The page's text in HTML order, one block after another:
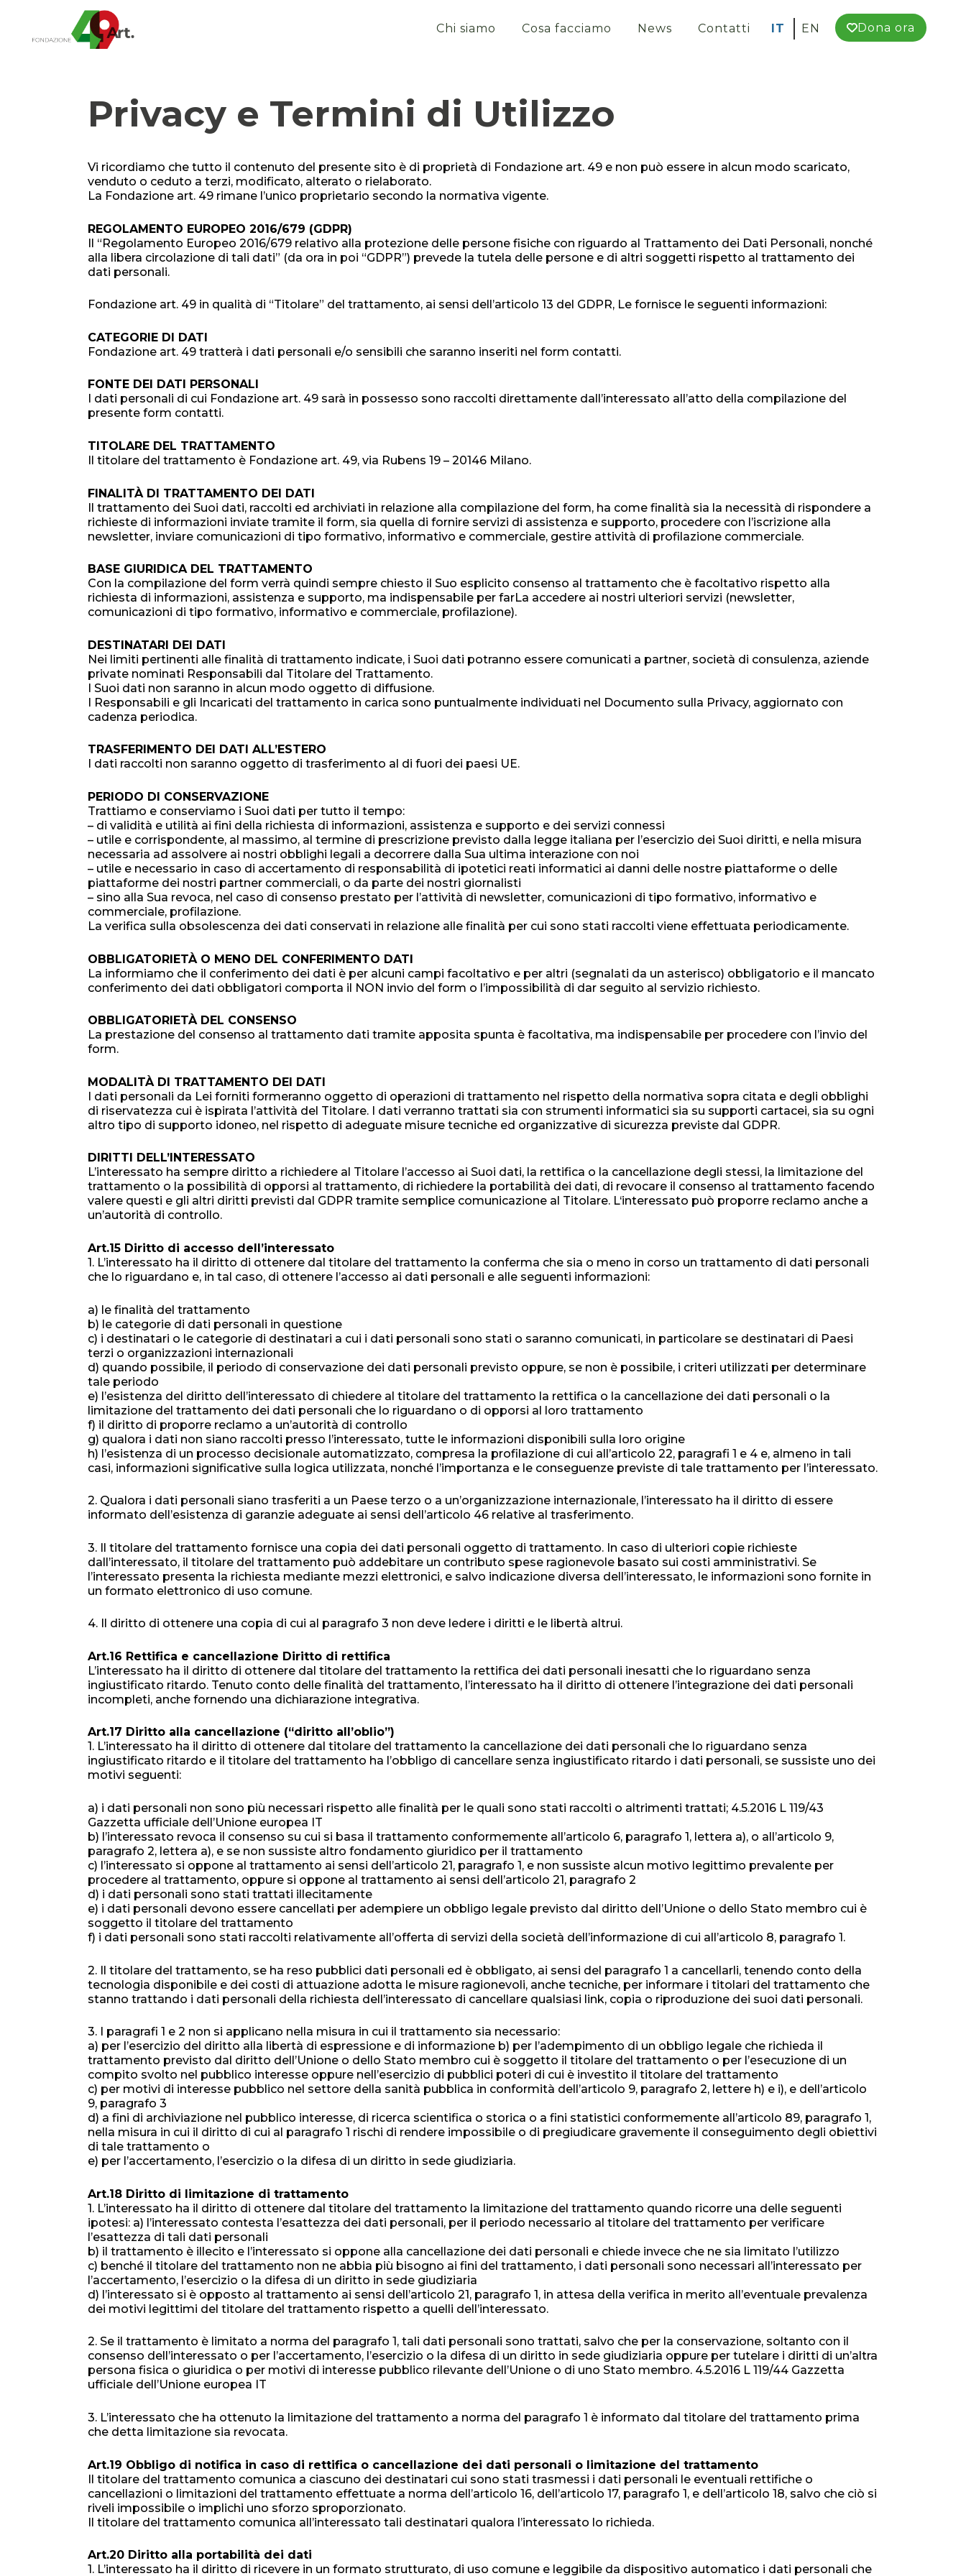
Chi siamo Cosa facciamo News Contatti IT EN Dona ora
Privacy e Termini di Utilizzo
Vi ricordiamo che tutto il contenuto del presente sito è di proprietà di Fondazione art. 49 e non può essere in alcun modo scaricato,
venduto o ceduto a terzi, modificato, alterato o rielaborato.
La Fondazione art. 49 rimane l’unico proprietario secondo la normativa vigente.
REGOLAMENTO EUROPEO 2016/679 (GDPR)
Il “Regolamento Europeo 2016/679 relativo alla protezione delle persone fisiche con riguardo al Trattamento dei Dati Personali, nonché
alla libera circolazione di tali dati” (da ora in poi “GDPR”) prevede la tutela delle persone e di altri soggetti rispetto al trattamento dei
dati personali.
Fondazione art. 49 in qualità di “Titolare” del trattamento, ai sensi dell’articolo 13 del GDPR, Le fornisce le seguenti informazioni:
CATEGORIE DI DATI
Fondazione art. 49 tratterà i dati personali e/o sensibili che saranno inseriti nel form contatti.
FONTE DEI DATI PERSONALI
I dati personali di cui Fondazione art. 49 sarà in possesso sono raccolti direttamente dall’interessato all’atto della compilazione del
presente form contatti.
TITOLARE DEL TRATTAMENTO
Il titolare del trattamento è Fondazione art. 49, via Rubens 19 – 20146 Milano.
FINALITÀ DI TRATTAMENTO DEI DATI
Il trattamento dei Suoi dati, raccolti ed archiviati in relazione alla compilazione del form, ha come finalità sia la necessità di rispondere a
richieste di informazioni inviate tramite il form, sia quella di fornire servizi di assistenza e supporto, procedere con l’iscrizione alla
newsletter, inviare comunicazioni di tipo formativo, informativo e commerciale, gestire attività di profilazione commerciale.
BASE GIURIDICA DEL TRATTAMENTO
Con la compilazione del form verrà quindi sempre chiesto il Suo esplicito consenso al trattamento che è facoltativo rispetto alla
richiesta di informazioni, assistenza e supporto, ma indispensabile per farLa accedere ai nostri ulteriori servizi (newsletter,
comunicazioni di tipo formativo, informativo e commerciale, profilazione).
DESTINATARI DEI DATI
Nei limiti pertinenti alle finalità di trattamento indicate, i Suoi dati potranno essere comunicati a partner, società di consulenza, aziende
private nominati Responsabili dal Titolare del Trattamento.
I Suoi dati non saranno in alcun modo oggetto di diffusione.
I Responsabili e gli Incaricati del trattamento in carica sono puntualmente individuati nel Documento sulla Privacy, aggiornato con
cadenza periodica.
TRASFERIMENTO DEI DATI ALL’ESTERO
I dati raccolti non saranno oggetto di trasferimento al di fuori dei paesi UE.
PERIODO DI CONSERVAZIONE
Trattiamo e conserviamo i Suoi dati per tutto il tempo:
– di validità e utilità ai fini della richiesta di informazioni, assistenza e supporto e dei servizi connessi
– utile e corrispondente, al massimo, al termine di prescrizione previsto dalla legge italiana per l’esercizio dei Suoi diritti, e nella misura
necessaria ad assolvere ai nostri obblighi legali a decorrere dalla Sua ultima interazione con noi
– utile e necessario in caso di accertamento di responsabilità di ipotetici reati informatici ai danni delle nostre piattaforme o delle
piattaforme dei nostri partner commerciali, o da parte dei nostri giornalisti
– sino alla Sua revoca, nel caso di consenso prestato per l’attività di newsletter, comunicazioni di tipo formativo, informativo e
commerciale, profilazione.
La verifica sulla obsolescenza dei dati conservati in relazione alle finalità per cui sono stati raccolti viene effettuata periodicamente.
OBBLIGATORIETÀ O MENO DEL CONFERIMENTO DATI
La informiamo che il conferimento dei dati è per alcuni campi facoltativo e per altri (segnalati da un asterisco) obbligatorio e il mancato
conferimento dei dati obbligatori comporta il NON invio del form o l’impossibilità di dar seguito al servizio richiesto.
OBBLIGATORIETÀ DEL CONSENSO
La prestazione del consenso al trattamento dati tramite apposita spunta è facoltativa, ma indispensabile per procedere con l’invio del
form.
MODALITÀ DI TRATTAMENTO DEI DATI
I dati personali da Lei forniti formeranno oggetto di operazioni di trattamento nel rispetto della normativa sopra citata e degli obblighi
di riservatezza cui è ispirata l’attività del Titolare. I dati verranno trattati sia con strumenti informatici sia su supporti cartacei, sia su ogni
altro tipo di supporto idoneo, nel rispetto di adeguate misure tecniche ed organizzative di sicurezza previste dal GDPR.
DIRITTI DELL’INTERESSATO
L’interessato ha sempre diritto a richiedere al Titolare l’accesso ai Suoi dati, la rettifica o la cancellazione degli stessi, la limitazione del
trattamento o la possibilità di opporsi al trattamento, di richiedere la portabilità dei dati, di revocare il consenso al trattamento facendo
valere questi e gli altri diritti previsti dal GDPR tramite semplice comunicazione al Titolare. L‘interessato può proporre reclamo anche a
un’autorità di controllo.
Art.15 Diritto di accesso dell’interessato
1. L’interessato ha il diritto di ottenere dal titolare del trattamento la conferma che sia o meno in corso un trattamento di dati personali
che lo riguardano e, in tal caso, di ottenere l’accesso ai dati personali e alle seguenti informazioni:
a) le finalità del trattamento
b) le categorie di dati personali in questione
c) i destinatari o le categorie di destinatari a cui i dati personali sono stati o saranno comunicati, in particolare se destinatari di Paesi
terzi o organizzazioni internazionali
d) quando possibile, il periodo di conservazione dei dati personali previsto oppure, se non è possibile, i criteri utilizzati per determinare
tale periodo
e) l’esistenza del diritto dell’interessato di chiedere al titolare del trattamento la rettifica o la cancellazione dei dati personali o la
limitazione del trattamento dei dati personali che lo riguardano o di opporsi al loro trattamento
f) il diritto di proporre reclamo a un’autorità di controllo
g) qualora i dati non siano raccolti presso l’interessato, tutte le informazioni disponibili sulla loro origine
h) l’esistenza di un processo decisionale automatizzato, compresa la profilazione di cui all’articolo 22, paragrafi 1 e 4 e, almeno in tali
casi, informazioni significative sulla logica utilizzata, nonché l’importanza e le conseguenze previste di tale trattamento per l’interessato.
2. Qualora i dati personali siano trasferiti a un Paese terzo o a un’organizzazione internazionale, l’interessato ha il diritto di essere
informato dell’esistenza di garanzie adeguate ai sensi dell’articolo 46 relative al trasferimento.
3. Il titolare del trattamento fornisce una copia dei dati personali oggetto di trattamento. In caso di ulteriori copie richieste
dall’interessato, il titolare del trattamento può addebitare un contributo spese ragionevole basato sui costi amministrativi. Se
l’interessato presenta la richiesta mediante mezzi elettronici, e salvo indicazione diversa dell’interessato, le informazioni sono fornite in
un formato elettronico di uso comune.
4. Il diritto di ottenere una copia di cui al paragrafo 3 non deve ledere i diritti e le libertà altrui.
Art.16 Rettifica e cancellazione Diritto di rettifica
L’interessato ha il diritto di ottenere dal titolare del trattamento la rettifica dei dati personali inesatti che lo riguardano senza
ingiustificato ritardo. Tenuto conto delle finalità del trattamento, l’interessato ha il diritto di ottenere l’integrazione dei dati personali
incompleti, anche fornendo una dichiarazione integrativa.
Art.17 Diritto alla cancellazione (“diritto all’oblio”)
1. L’interessato ha il diritto di ottenere dal titolare del trattamento la cancellazione dei dati personali che lo riguardano senza
ingiustificato ritardo e il titolare del trattamento ha l’obbligo di cancellare senza ingiustificato ritardo i dati personali, se sussiste uno dei
motivi seguenti:
a) i dati personali non sono più necessari rispetto alle finalità per le quali sono stati raccolti o altrimenti trattati; 4.5.2016 L 119/43
Gazzetta ufficiale dell’Unione europea IT
b) l’interessato revoca il consenso su cui si basa il trattamento conformemente all’articolo 6, paragrafo 1, lettera a), o all’articolo 9,
paragrafo 2, lettera a), e se non sussiste altro fondamento giuridico per il trattamento
c) l’interessato si oppone al trattamento ai sensi dell’articolo 21, paragrafo 1, e non sussiste alcun motivo legittimo prevalente per
procedere al trattamento, oppure si oppone al trattamento ai sensi dell’articolo 21, paragrafo 2
d) i dati personali sono stati trattati illecitamente
e) i dati personali devono essere cancellati per adempiere un obbligo legale previsto dal diritto dell’Unione o dello Stato membro cui è
soggetto il titolare del trattamento
f) i dati personali sono stati raccolti relativamente all’offerta di servizi della società dell’informazione di cui all’articolo 8, paragrafo 1.
2. Il titolare del trattamento, se ha reso pubblici dati personali ed è obbligato, ai sensi del paragrafo 1 a cancellarli, tenendo conto della
tecnologia disponibile e dei costi di attuazione adotta le misure ragionevoli, anche tecniche, per informare i titolari del trattamento che
stanno trattando i dati personali della richiesta dell’interessato di cancellare qualsiasi link, copia o riproduzione dei suoi dati personali.
3. I paragrafi 1 e 2 non si applicano nella misura in cui il trattamento sia necessario:
a) per l’esercizio del diritto alla libertà di espressione e di informazione b) per l’adempimento di un obbligo legale che richieda il
trattamento previsto dal diritto dell’Unione o dello Stato membro cui è soggetto il titolare del trattamento o per l’esecuzione di un
compito svolto nel pubblico interesse oppure nell’esercizio di pubblici poteri di cui è investito il titolare del trattamento
c) per motivi di interesse pubblico nel settore della sanità pubblica in conformità dell’articolo 9, paragrafo 2, lettere h) e i), e dell’articolo
9, paragrafo 3
d) a fini di archiviazione nel pubblico interesse, di ricerca scientifica o storica o a fini statistici conformemente all’articolo 89, paragrafo 1,
nella misura in cui il diritto di cui al paragrafo 1 rischi di rendere impossibile o di pregiudicare gravemente il conseguimento degli obiettivi
di tale trattamento o
e) per l’accertamento, l’esercizio o la difesa di un diritto in sede giudiziaria.
Art.18 Diritto di limitazione di trattamento
1. L’interessato ha il diritto di ottenere dal titolare del trattamento la limitazione del trattamento quando ricorre una delle seguenti
ipotesi: a) l’interessato contesta l’esattezza dei dati personali, per il periodo necessario al titolare del trattamento per verificare
l’esattezza di tali dati personali
b) il trattamento è illecito e l’interessato si oppone alla cancellazione dei dati personali e chiede invece che ne sia limitato l’utilizzo
c) benché il titolare del trattamento non ne abbia più bisogno ai fini del trattamento, i dati personali sono necessari all’interessato per
l’accertamento, l’esercizio o la difesa di un diritto in sede giudiziaria
d) l’interessato si è opposto al trattamento ai sensi dell’articolo 21, paragrafo 1, in attesa della verifica in merito all’eventuale prevalenza
dei motivi legittimi del titolare del trattamento rispetto a quelli dell’interessato.
2. Se il trattamento è limitato a norma del paragrafo 1, tali dati personali sono trattati, salvo che per la conservazione, soltanto con il
consenso dell’interessato o per l’accertamento, l’esercizio o la difesa di un diritto in sede giudiziaria oppure per tutelare i diritti di un’altra
persona fisica o giuridica o per motivi di interesse pubblico rilevante dell’Unione o di uno Stato membro. 4.5.2016 L 119/44 Gazzetta
ufficiale dell’Unione europea IT
3. L’interessato che ha ottenuto la limitazione del trattamento a norma del paragrafo 1 è informato dal titolare del trattamento prima
che detta limitazione sia revocata.
Art.19 Obbligo di notifica in caso di rettifica o cancellazione dei dati personali o limitazione del trattamento
Il titolare del trattamento comunica a ciascuno dei destinatari cui sono stati trasmessi i dati personali le eventuali rettifiche o
cancellazioni o limitazioni del trattamento effettuate a norma dell’articolo 16, dell’articolo 17, paragrafo 1, e dell’articolo 18, salvo che ciò si
riveli impossibile o implichi uno sforzo sproporzionato.
Il titolare del trattamento comunica all’interessato tali destinatari qualora l’interessato lo richieda.
Art.20 Diritto alla portabilità dei dati
1. L’interessato ha il diritto di ricevere in un formato strutturato, di uso comune e leggibile da dispositivo automatico i dati personali che